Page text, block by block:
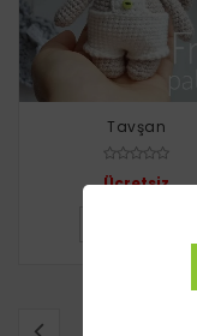
Tavşan
Ücretsiz